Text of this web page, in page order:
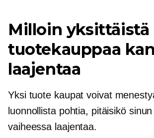
Milloin yksittäistä
tuotekauppaa
laajentaa
Yksi tuote kaupat voivat
luonnollista pohtia, pitäisikö
vaiheessa laajentaa.